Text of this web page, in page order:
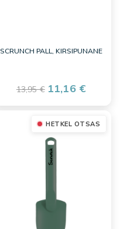
SCRUNCH PALL, KIRSIPUNANE
13,95 € 11,16 €
HETKEL OTSAS